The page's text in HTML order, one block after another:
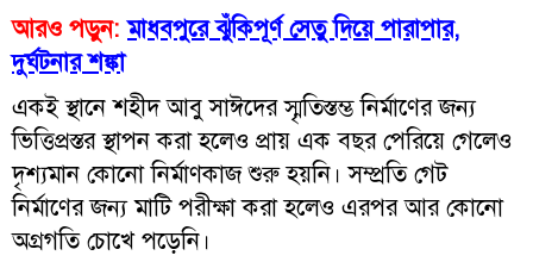
আরও পড়ুন: মাধবপুরে ঝুঁকিপূর্ণ সেতু দিয়ে পারাপার,
দুর্ঘটনার শঙ্কা
একই স্থানে শহীদ আবু সাঈদের স্মৃতিস্তম্ভ নির্মাণের জন্য
ভিত্তিপ্রস্তর স্থাপন করা হলেও প্রায় এক বছর পেরিয়ে গেলেও
দৃশ্যমান কোনো নির্মাণকাজ শুরু হয়নি। সম্প্রতি গেট
নির্মাণের জন্য মাটি পরীক্ষা করা হলেও এরপর আর কোনো
অগ্রগতি চোখে পড়েনি।